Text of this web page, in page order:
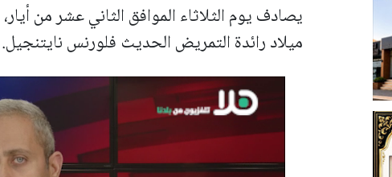
يصادف يوم الثلاثاء الموافق الثاني عشر من
ميلاد رائدة التمريض الحديث فلورنس نايتنجيل.